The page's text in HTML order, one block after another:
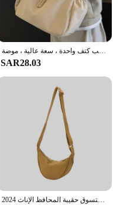
حقائب كروس بودي من النايلون للنساء ، أحادية اللون ، سحاب غير رسمي ، حقائب كتف واحدة ، سعة عالية ، موضة ،
SAR28.03
حقيبة كروس هوبوس نايلون عادية للنساء مصمم حقائب كتف سعة كبيرة حمل سيدة السفر المتسوق حقيبة المحافظ الإناث 2024